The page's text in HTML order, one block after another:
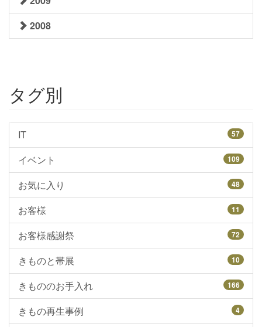
2008
タグ別
IT 57
イベント 109
お気に入り 48
お客様 11
お客様感謝祭 72
きものと帯展 10
きもののお手入れ 166
きもの再生事例 4